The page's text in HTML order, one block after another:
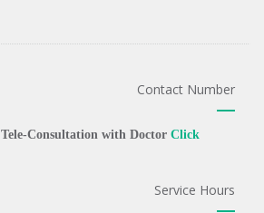
Contact Number
Tele-Consultation with Doctor Click
Service Hours